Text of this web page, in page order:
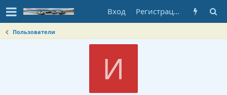
Вход Регистрация
Пользователи
И